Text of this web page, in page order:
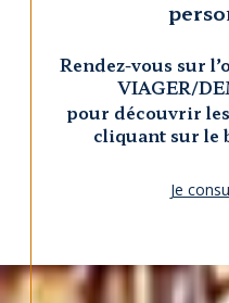
Rendez-vous sur
VIAGER/
pour découvrir
cliquant sur le
Je